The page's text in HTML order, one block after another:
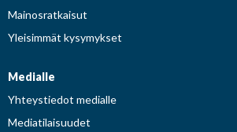
Mainosratkaisut
Yleisimmät kysymykset
Medialle
Yhteystiedot medialle
Mediatilaisuudet